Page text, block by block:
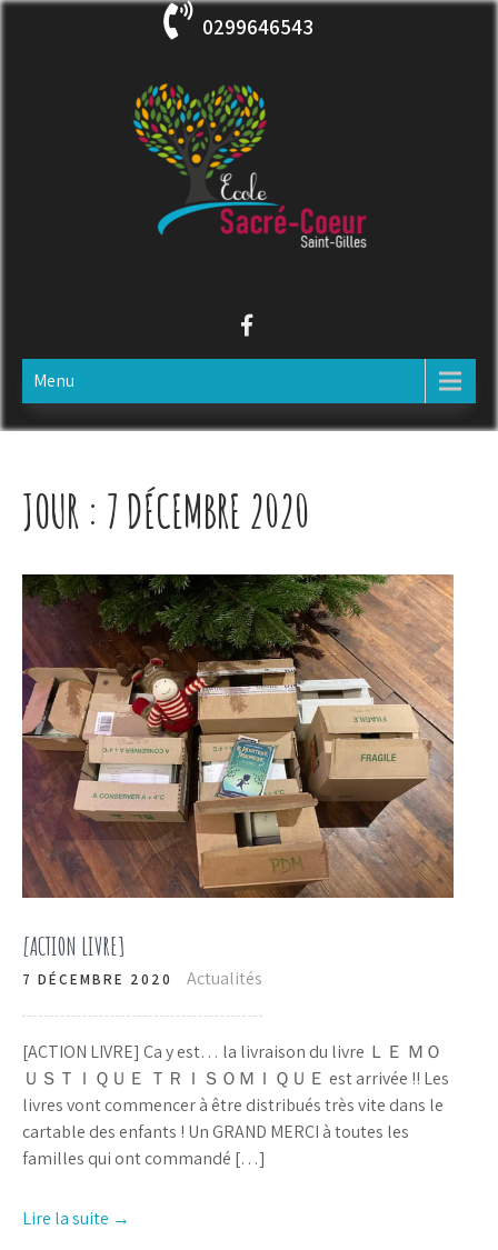
Skip
0299646543
ECOLE SACRE COEUR
Menu
JOUR : 7 DÉCEMBRE 2020
[ACTION LIVRE]
7 DÉCEMBRE 2020 Actualités
[ACTION LIVRE] Ça y est… la livraison du livre ＬＥ ＭＯ
ＵＳＴＩＱＵＥ ＴＲＩＳＯＭＩＱＵＥ est arrivée !! Les
livres vont commencer à être distribués très vite dans le
cartable des enfants ! Un GRAND MERCI à toutes les
familles qui ont commandé […]
Lire la suite →